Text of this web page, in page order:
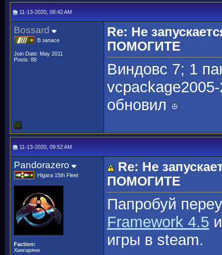
11-13-2020, 08:42 AM
Bossard
В запасе
Join Date: May 2011
Posts: 88
Re: Не
ПОМОГИТЕ
Виндовс 7; 1
обновил
11-13-2020, 09:52 AM
Pandorazero
Higara 15th Fleet
Faction:
Хиигаряне
Re: Не
ПОМОГИТЕ
Папробуй
Framework 4.5
игры в steam.